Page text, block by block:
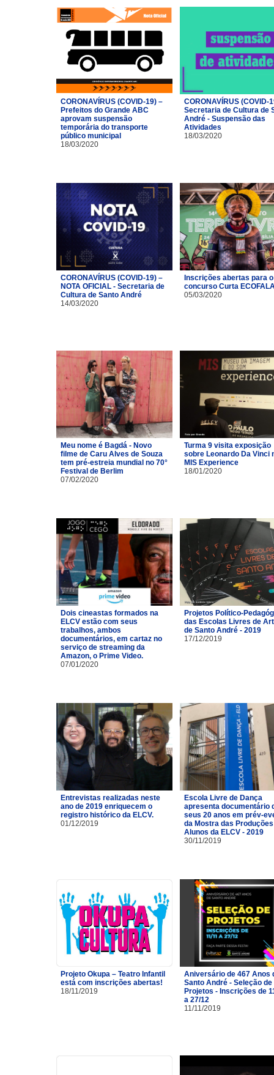
CORONAVÍRUS (COVID-19) –
Prefeitos do Grande ABC
aprovam suspensão
temporária do transporte
público municipal
18/03/2020
CORONAVÍRUS (COVID-
Secretaria de Cultura de
André - Suspensão das
Atividades
18/03/2020
CORONAVÍRUS (COVID-19) –
NOTA OFICIAL - Secretaria de
Cultura de Santo André
14/03/2020
Inscrições abertas para o
concurso Curta
05/03/2020
Meu nome é Bagdá - Novo
filme de Caru Alves de Souza
tem pré-estreia mundial no 70°
Festival de Berlim
07/02/2020
Turma 9 visita exposição
sobre Leonardo Da Vinci
MIS Experience
18/01/2020
Dois cineastas formados na
ELCV estão com seus
trabalhos, ambos
documentários, em cartaz no
serviço de streaming da
Amazon, o Prime Video.
07/01/2020
Projetos Político-
das Escolas Livres de
de Santo André - 2019
17/12/2019
Entrevistas realizadas neste
ano de 2019 enriquecem o
registro histórico da ELCV.
01/12/2019
Escola Livre de Dança
apresenta documentário
seus 20 anos em prév-
da Mostra das
Alunos da ELCV - 2019
30/11/2019
Projeto Okupa – Teatro Infantil
está com inscrições abertas!
18/11/2019
Aniversário de 467 Anos
Santo André - Seleção de
Projetos - Inscrições de
a 27/12
11/11/2019